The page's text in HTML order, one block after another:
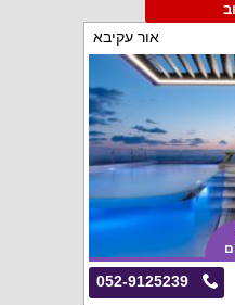
אור עקיבא
052-9125239